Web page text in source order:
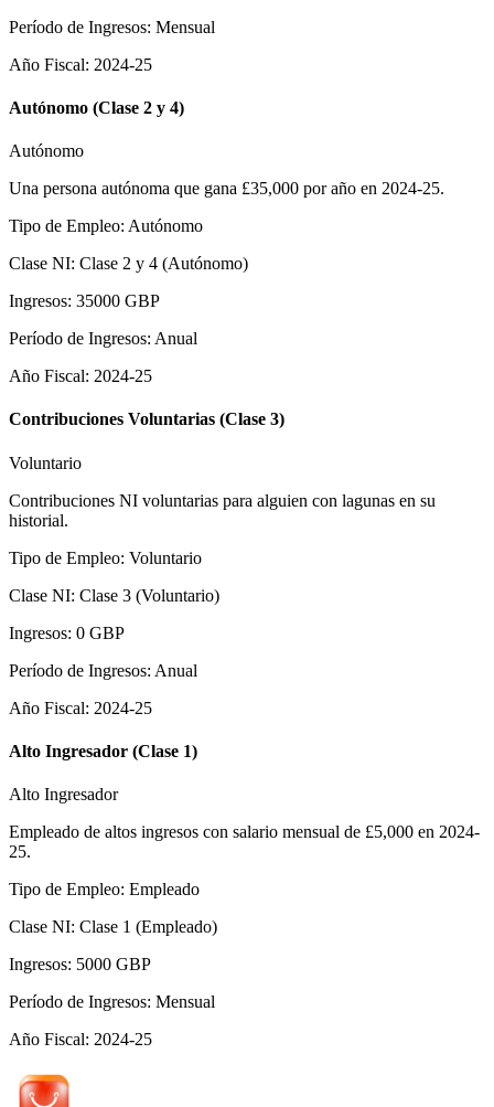
Período de Ingresos: Mensual
Año Fiscal: 2024-25
Autónomo (Clase 2 y 4)
Autónomo
Una persona autónoma que gana £35,000 por año en 2024-25.
Tipo de Empleo: Autónomo
Clase NI: Clase 2 y 4 (Autónomo)
Ingresos: 35000 GBP
Período de Ingresos: Anual
Año Fiscal: 2024-25
Contribuciones Voluntarias (Clase 3)
Voluntario
Contribuciones NI voluntarias para alguien con lagunas en su
historial.
Tipo de Empleo: Voluntario
Clase NI: Clase 3 (Voluntario)
Ingresos: 0 GBP
Período de Ingresos: Anual
Año Fiscal: 2024-25
Alto Ingresador (Clase 1)
Alto Ingresador
Empleado de altos ingresos con salario mensual de £5,000 en 2024-
25.
Tipo de Empleo: Empleado
Clase NI: Clase 1 (Empleado)
Ingresos: 5000 GBP
Período de Ingresos: Mensual
Año Fiscal: 2024-25